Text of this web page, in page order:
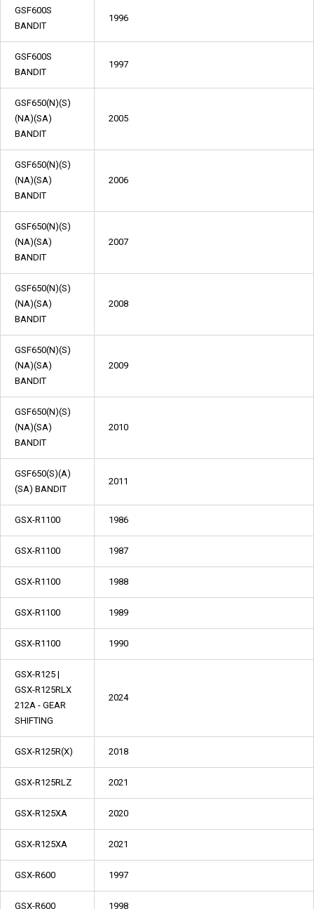
GSF600S
BANDIT
1996
GSF600S
BANDIT
1997
GSF650(N)(S)
(NA)(SA)
BANDIT
2005
GSF650(N)(S)
(NA)(SA)
BANDIT
2006
GSF650(N)(S)
(NA)(SA)
BANDIT
2007
GSF650(N)(S)
(NA)(SA)
BANDIT
2008
GSF650(N)(S)
(NA)(SA)
BANDIT
2009
GSF650(N)(S)
(NA)(SA)
BANDIT
2010
GSF650(S)(A)
(SA) BANDIT
2011
GSX-R1100 1986
GSX-R1100 1987
GSX-R1100 1988
GSX-R1100 1989
GSX-R1100 1990
GSX-R125 |
GSX-R125RLX
212A - GEAR
SHIFTING
2024
GSX-R125R(X) 2018
GSX-R125RLZ 2021
GSX-R125XA 2020
GSX-R125XA 2021
GSX-R600 1997
GSX-R600 1998